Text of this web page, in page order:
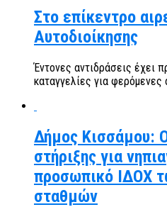
Στο επίκεντρο
Αυτοδιοίκησης
Έντονες αντιδράσεις έχει
καταγγελίες για φερόμενες
Δήμος
στήριξης για
προσωπικό ΙΔΟΧ
σταθμών